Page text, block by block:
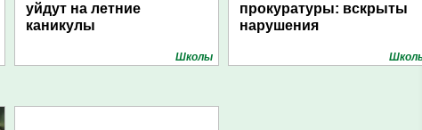
уйдут на летние
каникулы
Школы
прокуратуры: вскрыты
нарушения